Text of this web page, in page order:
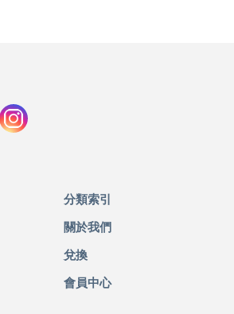
分類索引
關於我們
兌換
會員中心